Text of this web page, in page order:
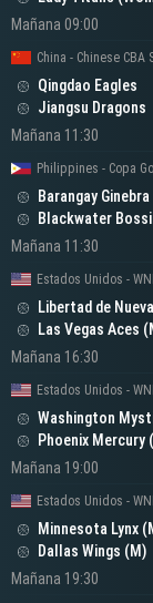
Mañana 09:00
China - Chinese CBA
Qingdao Eagles
Jiangsu Dragons
Mañana 11:30
Philippines - Copa
Barangay Ginebra
Blackwater
Mañana 11:30
Estados Unidos -
Libertad de
Las Vegas Aces
Mañana 16:30
Estados Unidos -
Washington
Phoenix Mercury
Mañana 19:00
Estados Unidos -
Minnesota Lynx
Dallas Wings (M)
Mañana 19:30